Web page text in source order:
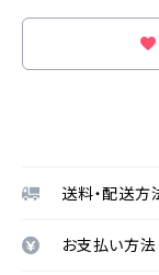
送料・配送方
お支払い方法